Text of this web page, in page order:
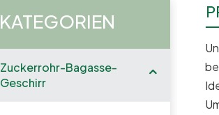
KATEGORIEN
Zuckerrohr-Bagasse-
Geschirr